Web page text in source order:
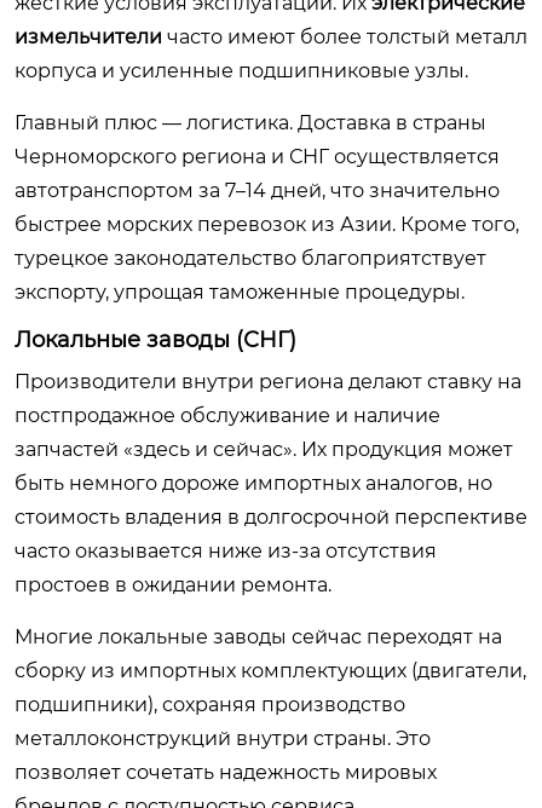
измельчители часто имеют более толстый металл
корпуса и усиленные подшипниковые узлы.
Главный плюс — логистика. Доставка в страны
Черноморского региона и СНГ осуществляется
автотранспортом за 7–14 дней, что значительно
быстрее морских перевозок из Азии. Кроме того,
турецкое законодательство благоприятствует
экспорту, упрощая таможенные процедуры.
Локальные заводы (СНГ)
Производители внутри региона делают ставку на
постпродажное обслуживание и наличие
запчастей «здесь и сейчас». Их продукция может
быть немного дороже импортных аналогов, но
стоимость владения в долгосрочной перспективе
часто оказывается ниже из-за отсутствия
простоев в ожидании ремонта.
Многие локальные заводы сейчас переходят на
сборку из импортных комплектующих (двигатели,
подшипники), сохраняя производство
металлоконструкций внутри страны. Это
позволяет сочетать надежность мировых